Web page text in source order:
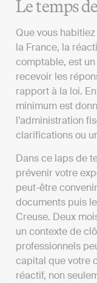
Le temps
Que vous
la France, la
comptable, est
recevoir les
rapport à la loi.
minimum est
l’administration
clarifications ou
Dans ce laps de
prévenir votre
peut-être
documents puis
Creuse. Deux
un contexte de
professionnels
capital que votre
réactif, non